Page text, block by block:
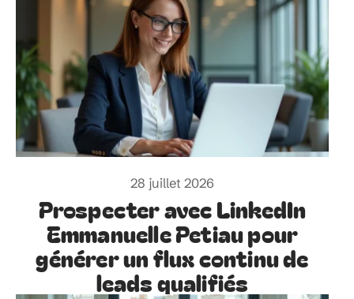
28 juillet 2026
Prospecter avec LinkedIn
Emmanuelle Petiau pour
générer un flux continu de
leads qualifiés